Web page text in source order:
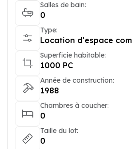
Salles de bain:
0
Type:
Location d'espace
Superficie habitable:
1000 PC
Année de construction:
1988
Chambres à coucher:
0
Taille du lot:
0